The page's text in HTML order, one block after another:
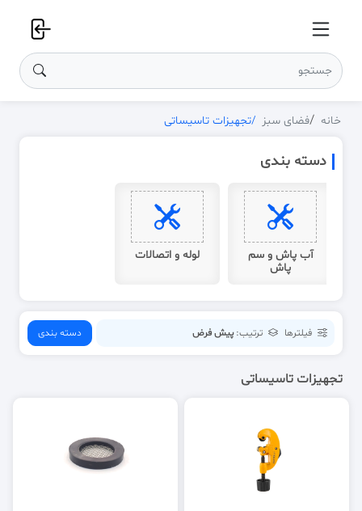
خانه فضای سبز تجهیزات تاسیساتی
دسته بندی
آب پاش و سم
پاش
لوله و اتصالات
فیلترها ترتیب:پیش فرض دسته بندی
تجهیزات تاسیساتی